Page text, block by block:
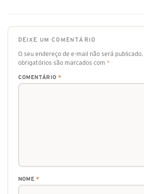
DEIXE UM COMENTÁRIO
O seu endereço de e-mail não será publicado.
obrigatórios são marcados com *
COMENTÁRIO *
NOME *